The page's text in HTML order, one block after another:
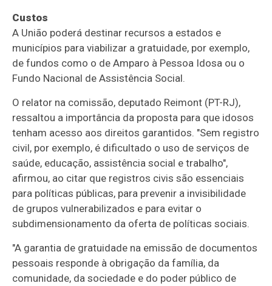
Custos
A União poderá destinar recursos a estados e
municípios para viabilizar a gratuidade, por exemplo,
de fundos como o de Amparo à Pessoa Idosa ou o
Fundo Nacional de Assistência Social.
O relator na comissão, deputado Reimont (PT-RJ),
ressaltou a importância da proposta para que idosos
tenham acesso aos direitos garantidos. "Sem registro
civil, por exemplo, é dificultado o uso de serviços de
saúde, educação, assistência social e trabalho",
afirmou, ao citar que registros civis são essenciais
para políticas públicas, para prevenir a invisibilidade
de grupos vulnerabilizados e para evitar o
subdimensionamento da oferta de políticas sociais.
"A garantia de gratuidade na emissão de documentos
pessoais responde à obrigação da família, da
comunidade, da sociedade e do poder público de